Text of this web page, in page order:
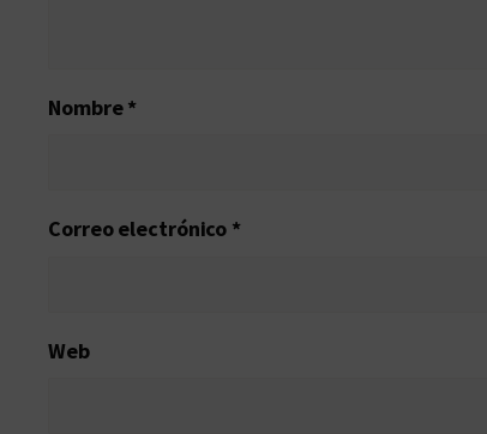
Nombre*
Correo electrónico *
Web